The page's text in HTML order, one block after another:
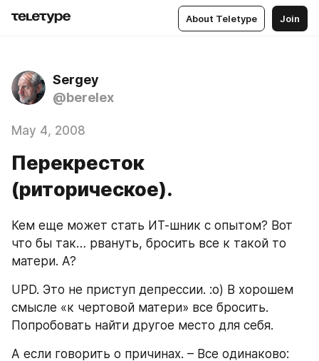
About Teletype Join
Sergey
@berelex
May 4, 2008
Перекресток
(риторическое).
Кем еще может стать ИТ-шник с опытом? Вот
что бы так… рвануть, бросить все к такой то
матери. А?
UPD. Это не приступ депрессии. :о) В хорошем
смысле «к чертовой матери» все бросить.
Попробовать найти другое место для себя.
А если говорить о причинах. – Все одинаково: